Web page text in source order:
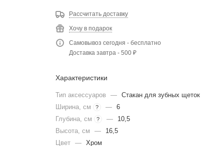
Рассчитать доставку
Хочу в подарок
Самовывоз сегодня - бесплатно
Доставка завтра - 500 ₽
Характеристики
Тип аксессуаров — Стакан для зубных щеток
Ширина, см
? — 6
Глубина, см
? —
10,5
Высота, см
—
16,5
Цвет — Хром